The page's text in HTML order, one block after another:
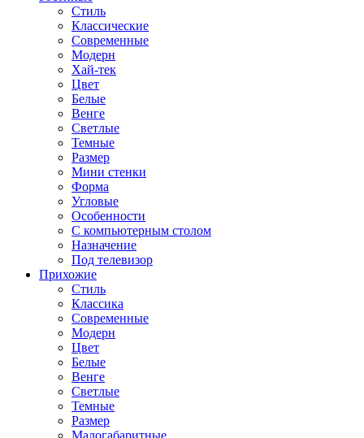
Стиль
Классические
Современные
Модерн
Хай-тек
Цвет
Белые
Венге
Светлые
Темные
Размер
Мини стенки
Форма
Угловые
Особенности
С компьютерным столом
Назначение
Под телевизор
Прихожие
Стиль
Классика
Современные
Модерн
Цвет
Белые
Венге
Светлые
Темные
Размер
Малогабаритные